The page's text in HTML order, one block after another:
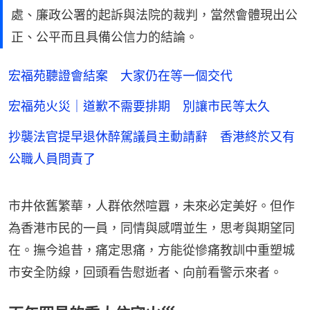
處、廉政公署的起訴與法院的裁判，當然會體現出公
正、公平而且具備公信力的結論。
宏福苑聽證會結案 大家仍在等一個交代
宏福苑火災｜道歉不需要排期 別讓市民等太久
抄襲法官提早退休醉駕議員主動請辭 香港終於又有
公職人員問責了
市井依舊繁華，人群依然喧囂，未來必定美好。但作
為香港市民的一員，同情與感喟並生，思考與期望同
在。撫今追昔，痛定思痛，方能從慘痛教訓中重塑城
市安全防線，回頭看告慰逝者、向前看警示來者。